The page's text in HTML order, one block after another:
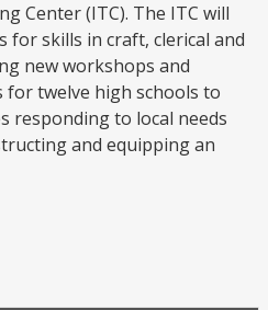
Center (ITC). The ITC will
for skills in craft, clerical and
new workshops and
twelve high schools to
responding to local needs
and equipping an